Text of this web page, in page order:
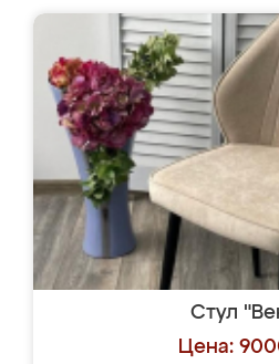
Стул
Цена: